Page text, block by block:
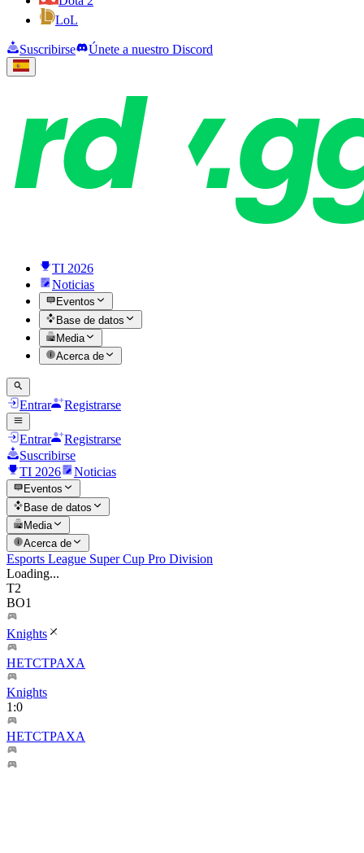
LoL
Suscribirse Únete a nuestro Discord
TI 2026
Noticias
Eventos
Base de datos
Media
Acerca de
Entrar Registrarse
Entrar
Registrarse
Suscribirse
TI 2026
Noticias
Eventos
Base de datos
Media
Acerca de
Esports League Super Cup Pro Division
Loading...
T2
BO1
Knights
HETCTPAXA
Knights
1 :0
HETCTPAXA